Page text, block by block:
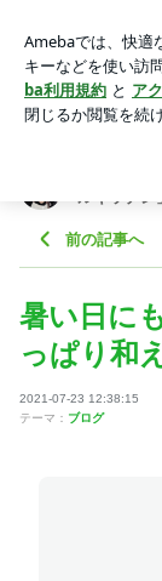
シャルブログ「
アプリをダウン
ょう。
ルキッチン」
前の記事へ
暑い日に
っぱり和え
2021-07-23 12:38:15
テーマ： ブログ